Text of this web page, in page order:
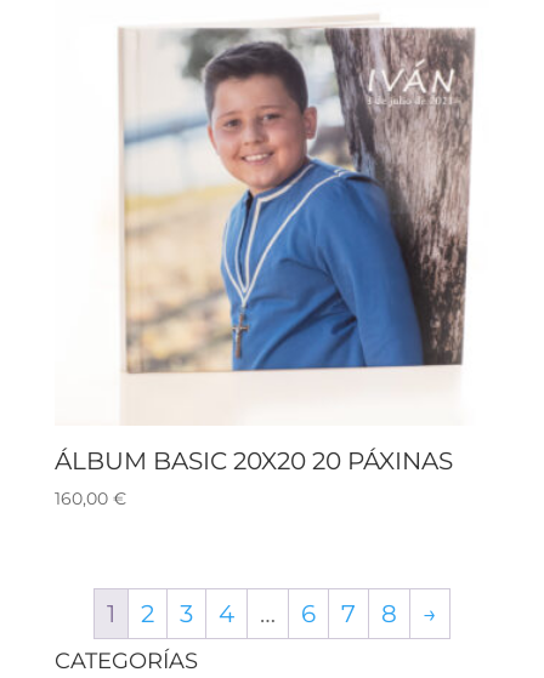
ÁLBUM BASIC 20X20 20 PÁXINAS
160,00 €
1 2 3 4 … 6 7 8 →
CATEGORÍAS